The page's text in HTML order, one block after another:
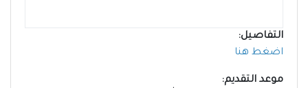
التفاصيل:
اضغط هنا
موعد التقديم: